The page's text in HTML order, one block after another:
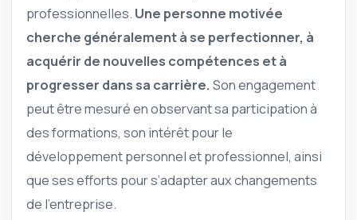
professionnelles. Une personne motivée
cherche généralement à se perfectionner, à
acquérir de nouvelles compétences et à
progresser dans sa carrière. Son engagement
peut être mesuré en observant sa participation à
des formations, son intérêt pour le
développement personnel et professionnel, ainsi
que ses efforts pour s’adapter aux changements
de l’entreprise.